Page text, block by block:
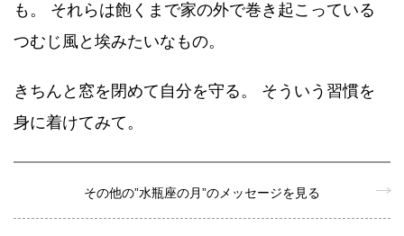
も。 それらは飽くまで家の外で巻き起こっている
つむじ風と埃みたいなもの。
きちんと窓を閉めて自分を守る。 そういう習慣を
身に着けてみて。
その他の”水瓶座の月”のメッセージを見る